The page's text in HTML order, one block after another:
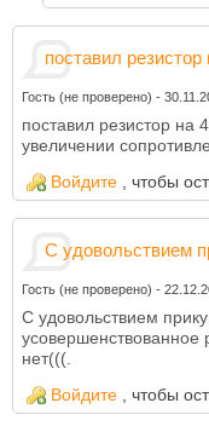
поставил
Гость (не проверено) -
поставил резистор на
увеличении
Войдите
, чтобы
С удовольствием
Гость (не проверено) -
С удовольствием
усовершенствованное
нет(((.
Войдите
, чтобы